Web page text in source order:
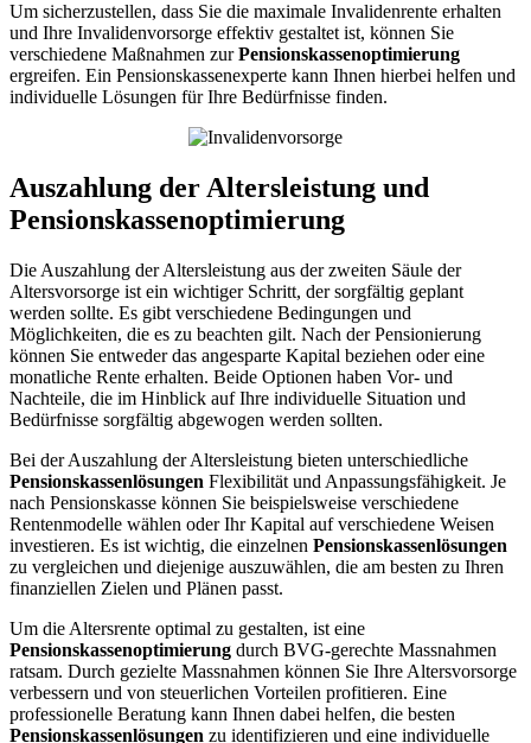
Um sicherzustellen, dass Sie die maximale Invalidenrente erhalten
und Ihre Invalidenvorsorge effektiv gestaltet ist, können Sie
verschiedene Maßnahmen zurPensionskassenoptimierung
ergreifen. Ein Pensionskassenexperte kann Ihnen hierbei helfen und
individuelle Lösungen für Ihre Bedürfnisse finden.
Auszahlung der Altersleistung und
Pensionskassenoptimierung
Die Auszahlung der Altersleistung aus der zweiten Säule der
Altersvorsorge ist ein wichtiger Schritt, der sorgfältig geplant
werden sollte. Es gibt verschiedene Bedingungen und
Möglichkeiten, die es zu beachten gilt. Nach der Pensionierung
können Sie entweder das angesparte Kapital beziehen oder eine
monatliche Rente erhalten. Beide Optionen haben Vor- und
Nachteile, die im Hinblick auf Ihre individuelle Situation und
Bedürfnisse sorgfältig abgewogen werden sollten.
Bei der Auszahlung der Altersleistung bieten unterschiedliche
Pensionskassenlösungen Flexibilität und Anpassungsfähigkeit. Je
nach Pensionskasse können Sie beispielsweise verschiedene
Rentenmodelle wählen oder Ihr Kapital auf verschiedene Weisen
investieren. Es ist wichtig, die einzelnen Pensionskassenlösungen
zu vergleichen und diejenige auszuwählen, die am besten zu Ihren
finanziellen Zielen und Plänen passt.
Um die Altersrente optimal zu gestalten, ist eine
Pensionskassenoptimierung durch BVG-gerechte Massnahmen
ratsam. Durch gezielte Massnahmen können Sie Ihre Altersvorsorge
verbessern und von steuerlichen Vorteilen profitieren. Eine
professionelle Beratung kann Ihnen dabei helfen, die besten
Pensionskassenlösungen zu identifizieren und eine individuelle